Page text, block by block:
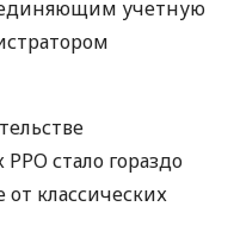
учетную
стало гораздо
классических